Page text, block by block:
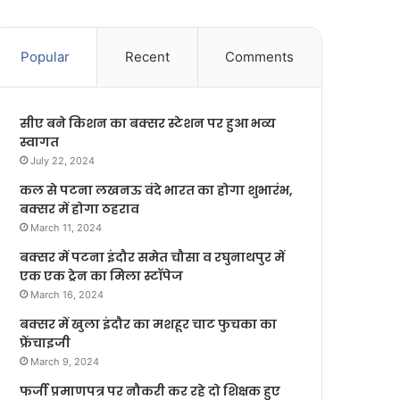
Popular Recent Comments
सीए बने किशन का बक्सर स्टेशन पर हुआ भव्य
स्वागत
July 22, 2024
कल से पटना लखनऊ वंदे भारत का होगा शुभारंभ,
बक्सर में होगा ठहराव
March 11, 2024
बक्सर में पटना इंदौर समेत चौसा व रघुनाथपुर में
एक एक ट्रेन का मिला स्टॉपेज
March 16, 2024
बक्सर में खुला इंदौर का मशहूर चाट फुचका का
फ्रेंचाइजी
March 9, 2024
फर्जी प्रमाणपत्र पर नौकरी कर रहे दो शिक्षक हुए